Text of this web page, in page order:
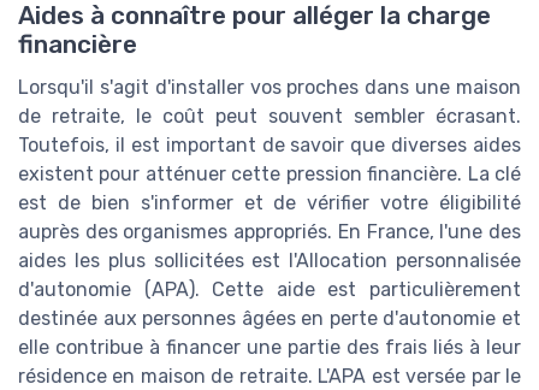
Aides à connaître pour alléger la charge
financière
Lorsqu'il s'agit d'installer vos proches dans une maison
de retraite, le coût peut souvent sembler écrasant.
Toutefois, il est important de savoir que diverses aides
existent pour atténuer cette pression financière. La clé
est de bien s'informer et de vérifier votre éligibilité
auprès des organismes appropriés. En France, l'une des
aides les plus sollicitées est l'Allocation personnalisée
d'autonomie (APA). Cette aide est particulièrement
destinée aux personnes âgées en perte d'autonomie et
elle contribue à financer une partie des frais liés à leur
résidence en maison de retraite. L'APA est versée par le